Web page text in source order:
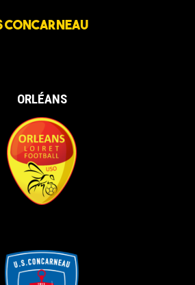
CONCARNEAU
ORLÉANS